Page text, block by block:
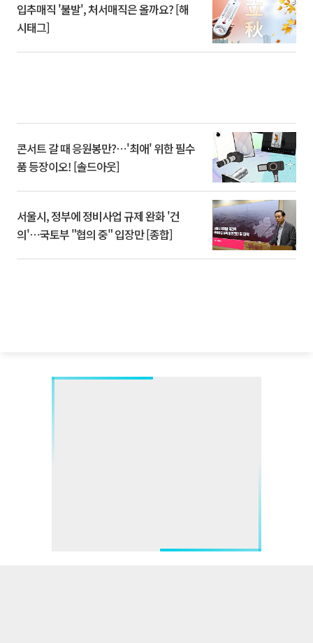
입추매직 '불발', 처서매직은 올까요? [해
시태그]
콘서트 갈 때 응원봉만?⋯'최애' 위한 필수
품 등장이오! [솔드아웃]
서울시, 정부에 정비사업 규제 완화 '건
의'⋯국토부 "협의 중" 입장만 [종합]